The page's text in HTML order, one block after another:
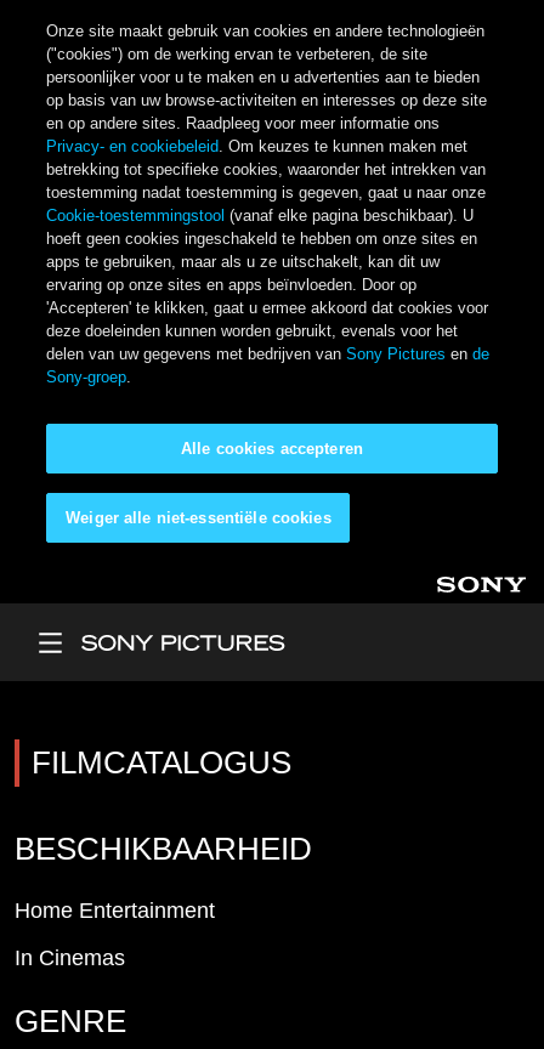
Onze site maakt gebruik van cookies en andere technologieën
("cookies") om de werking ervan te verbeteren, de site
persoonlijker voor u te maken en u advertenties aan te bieden
op basis van uw browse-activiteiten en interesses op deze site
en op andere sites. Raadpleeg voor meer informatie ons
Privacy- en cookiebeleid. Om keuzes te kunnen maken met
betrekking tot specifieke cookies, waaronder het intrekken van
toestemming nadat toestemming is gegeven, gaat u naar onze
Cookie-toestemmingstool (vanaf elke pagina beschikbaar). U
hoeft geen cookies ingeschakeld te hebben om onze sites en
apps te gebruiken, maar als u ze uitschakelt, kan dit uw
ervaring op onze sites en apps beïnvloeden. Door op
'Accepteren' te klikken, gaat u ermee akkoord dat cookies voor
deze doeleinden kunnen worden gebruikt, evenals voor het
delen van uw gegevens met bedrijven vanSony Pictures ende
Sony-groep.
Weiger alle niet-essentiële cookies
Alle cookies accepteren
FILMCATALOGUS
BESCHIKBAARHEID
Home Entertainment
In Cinemas
GENRE